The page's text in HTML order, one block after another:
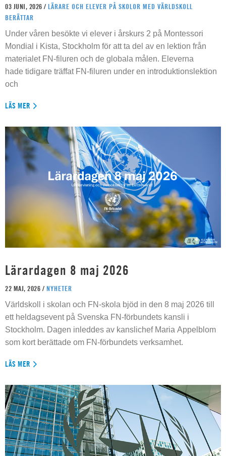
03 JUNI, 2026 / LÄRARE OCH ELEVER PÅ SKOLOR MED VÄRLDSKOLL
BERÄTTAR
Under våren besökte vi elever i årskurs 2 på Montessori
Mondial i Kista, Stockholm för att ta del av en lektion från
materialet FN-filuren och de globala målen. Eleverna
hade tidigare träffat FN-filuren under en introduktionslektion
och
LÄS MER
Lärardagen 8 maj 2026
22 MAJ, 2026 / NYHETER
Världskoll i skolan och FN-skola bjöd in den 8 maj 2026 till
ett heldagsevent på Svenska FN-förbundets kansli i
Stockholm. Dagen inleddes av kanslichef Maria Appelblom
som kort berättade om FN-förbundets verksamhet.
LÄS MER